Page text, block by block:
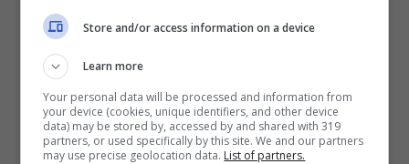
ULTIMI ARTICOLI
Store and/or access information on a device
Learn more
Your personal data will be processed and information from
your device (cookies, unique identifiers, and other device
data) may be stored by, accessed by and shared with 319
partners, or used specifically by this site. We and our partners
may use precise geolocation data. List of partners.